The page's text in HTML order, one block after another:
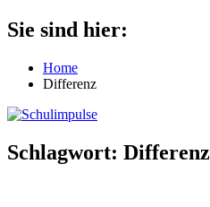
Zum
Inhalt
Schulimpulse
für
Grundschule
Sie sind hier:
Home
Differenz
Schlagwort: Differenz